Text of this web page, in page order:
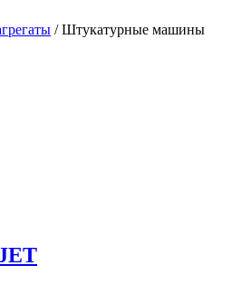
/Штукатурные машины